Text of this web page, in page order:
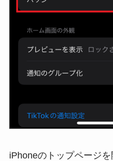
iPhoneのトップページ